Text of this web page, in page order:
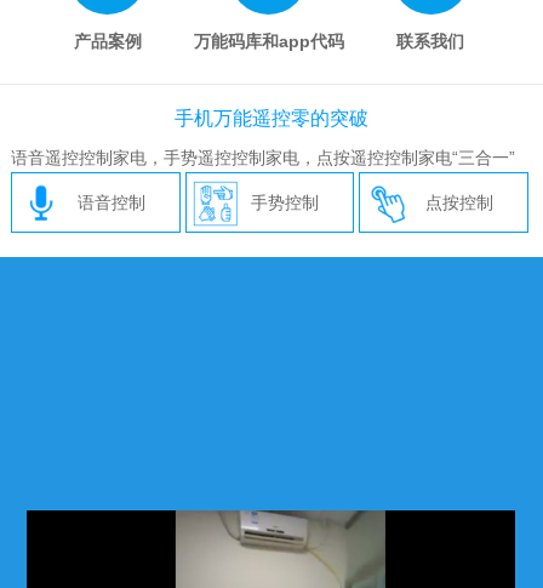
产品案例 万能码库和app代码 联系我们
手机万能遥控零的突破
语音遥控控制家电，手势遥控控制家电，点按遥控控制家电“三合一”
语音控制 手势控制 点按控制